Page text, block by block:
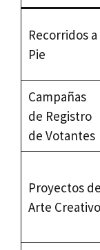
Recorridos a
Pie
Campañas
de Registro
de Votantes
Proyectos de
Arte Creativo